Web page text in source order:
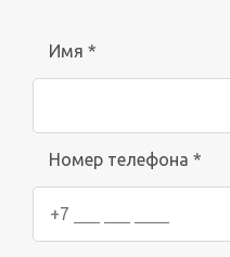
Имя *
Номер телефона *